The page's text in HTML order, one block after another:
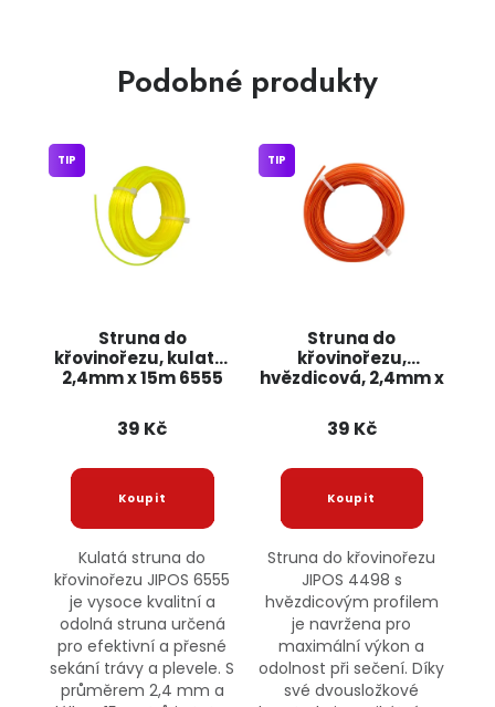
Podobné produkty
Struna do
křovinořezu, kulatá,
2,4mm x 15m 6555
TIP
39 Kč
Kulatá struna do
křovinořezu JIPOS 6555
je vysoce kvalitní a
odolná struna určená
pro efektivní a přesné
sekání trávy a plevele. S
průměrem 2,4 mm a
Struna do
křovinořezu,
hvězdicová, 2,4mm x
TIP
39 Kč
Struna do křovinořezu
JIPOS 4498 s
hvězdicovým profilem
je navržena pro
maximální výkon a
odolnost při sečení. Díky
své dvousložkové